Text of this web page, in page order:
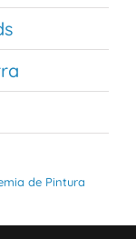
de Pintura